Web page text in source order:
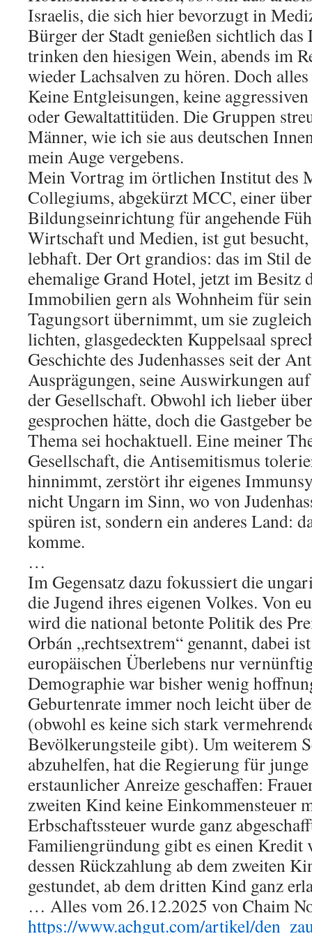
Israelis, die sich hier bevorzugt in
Bürger der Stadt genießen sichtlich das
trinken den hiesigen Wein, abends im
wieder Lachsalven zu hören. Doch
Keine Entgleisungen, keine
oder Gewaltattitüden. Die Gruppen
Männer, wie ich sie aus deutschen
mein Auge vergebens.
Mein Vortrag im örtlichen Institut des
Collegiums, abgekürzt MCC, einer
Bildungseinrichtung für angehende
Wirtschaft und Medien, ist gut
lebhaft. Der Ort grandios: das im Stil
ehemalige Grand Hotel, jetzt im Besitz
Immobilien gern als Wohnheim für
Tagungsort übernimmt, um sie
lichten, glasgedeckten Kuppelsaal
Geschichte des Judenhasses seit der
Ausprägungen, seine Auswirkungen
der Gesellschaft. Obwohl ich lieber
gesprochen hätte, doch die Gastgeber
Thema sei hochaktuell. Eine meiner
Gesellschaft, die Antisemitismus
hinnimmt, zerstört ihr eigenes
nicht Ungarn im Sinn, wo von
spüren ist, sondern ein anderes Land:
komme.
…
Im Gegensatz dazu fokussiert die
die Jugend ihres eigenen Volkes. Von
wird die national betonte Politik des
Orbán „rechtsextrem“ genannt, dabei
europäischen Überlebens nur
Demographie war bisher wenig
Geburtenrate immer noch leicht über
(obwohl es keine sich stark
Bevölkerungsteile gibt). Um weiterem
abzuhelfen, hat die Regierung für
erstaunlicher Anreize geschaffen:
zweiten Kind keine Einkommensteuer
Erbschaftssteuer wurde ganz
Familiengründung gibt es einen Kredit
dessen Rückzahlung ab dem zweiten
gestundet, ab dem dritten Kind ganz
… Alles vom 26.12.2025 von Chaim
https://www.achgut.com/artikel/